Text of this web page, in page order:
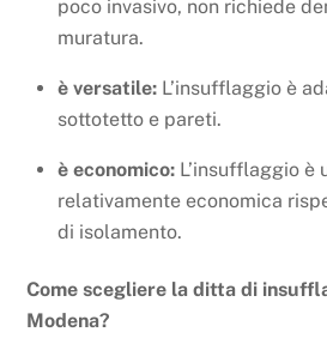
poco invasivo, non richiede
muratura.
è versatile: L’insufflaggio è
sottotetto e pareti.
è economico: L’insufflaggio è
relativamente economica
di isolamento.
Come scegliere la ditta di
Modena?